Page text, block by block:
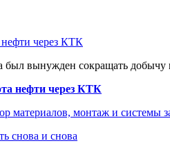
нефти через КТК
был вынужден сокращать
нефти через КТК
материалов, монтаж и системы
снова и снова